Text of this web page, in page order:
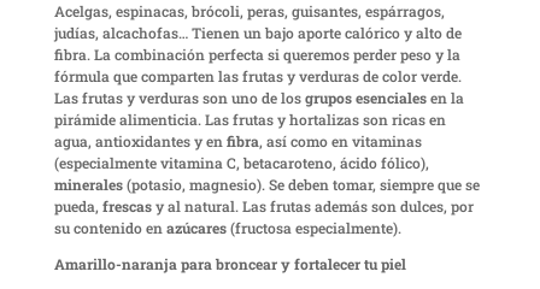
Acelgas, espinacas, brócoli, peras, guisantes, espárragos,
judías, alcachofas… Tienen un bajo aporte calórico y alto de
fibra. La combinación perfecta si queremos perder peso y la
fórmula que comparten las frutas y verduras de color verde.
Las frutas y verduras son uno de losgrupos esencialesen la
pirámide alimenticia. Las frutas y hortalizas son ricas en
agua, antioxidantes y enfibra, así como en vitaminas
(especialmente vitamina C, betacaroteno, ácido fólico),
minerales(potasio, magnesio). Se deben tomar, siempre que se
pueda, frescasy al natural. Las frutas además son dulces, por
su contenido enazúcares(fructosa especialmente).
Amarillo-naranja para broncear y fortalecer tu piel